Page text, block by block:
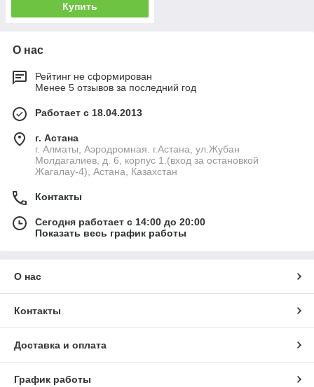
Купить
О нас
Рейтинг не сформирован
Менее 5 отзывов за последний год
Работает с 18.04.2013
г. Астана
г. Алматы, Аэродромная. г.Астана, ул.Жубан
Молдагалиев, д. 6, корпус 1.(вход за остановкой
Жагалау-4), Астана, Казахстан
Контакты
Сегодня работает с 14:00 до 20:00
Показать весь график работы
О нас
Контакты
Доставка и оплата
График работы